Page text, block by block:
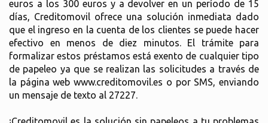
euros a los 300 euros y a devolver en un período de 15
días, Creditomovil ofrece una solución inmediata dado
que el ingreso en la cuenta de los clientes se puede hacer
efectivo en menos de diez minutos. El trámite para
formalizar estos préstamos está exento de cualquier tipo
de papeleo ya que se realizan las solicitudes a través de
la página web www.creditomovil.es o por SMS, enviando
un mensaje de texto al 27227.